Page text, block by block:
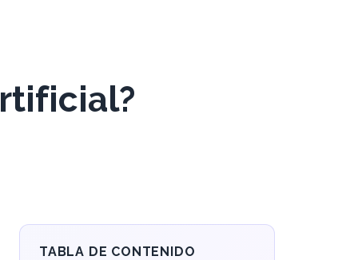
TABLA DE CONTENIDO